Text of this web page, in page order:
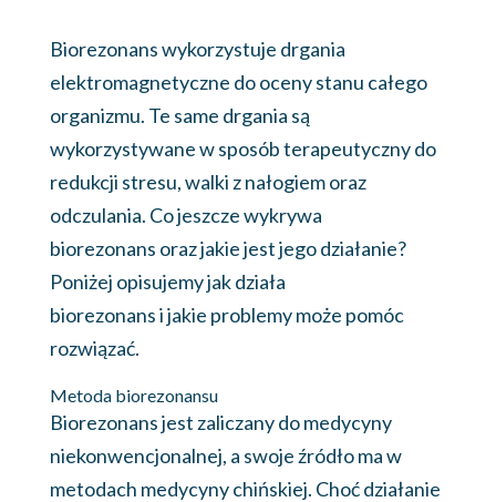
Biorezonans wykorzystuje drgania
elektromagnetyczne do oceny stanu całego
organizmu. Te same drgania są
wykorzystywane w sposób terapeutyczny do
redukcji stresu, walki z nałogiem oraz
odczulania. Co jeszcze wykrywa
biorezonans oraz jakie jest jego działanie?
Poniżej opisujemy jak działa
biorezonans i jakie problemy może pomóc
rozwiązać.
Metoda biorezonansu
Biorezonans jest zaliczany do medycyny
niekonwencjonalnej, a swoje źródło ma w
metodach medycyny chińskiej. Choć działanie